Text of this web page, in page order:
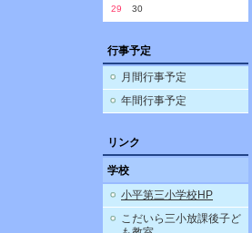
29
30
行事予定
月間行事予定
年間行事予定
リンク
学校
小平第三小学校HP
こだいら三小放課後子ど